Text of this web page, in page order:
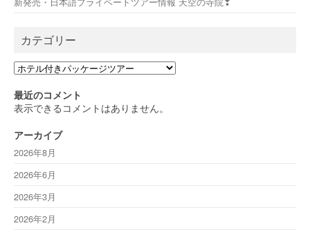
カテゴリー
カ
ゴ
リ
最近のコメント
表示できるコメントはありません。
アーカイブ
2026年8月
2026年6月
2026年3月
2026年2月